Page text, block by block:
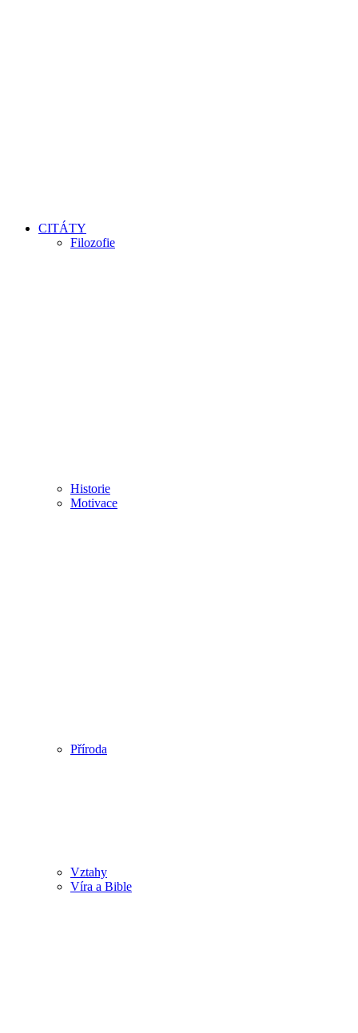
CITÁTY
Filozofie
Historie
Motivace
Příroda
Vztahy
Víra a Bible